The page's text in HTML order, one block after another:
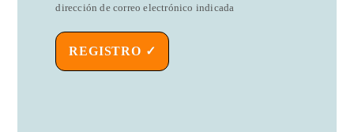
dirección de correo electrónico indicada
REGISTRO ✓